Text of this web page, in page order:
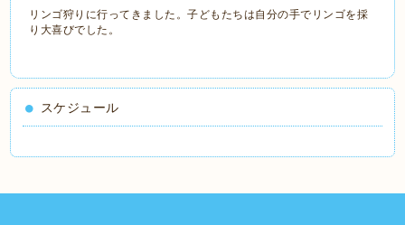
リンゴ狩りに行ってきました。子どもたちは自分の手でリンゴを採
り大喜びでした。
スケジュール